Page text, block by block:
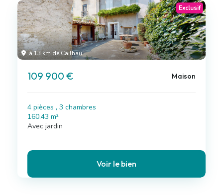
à 13 km de Cailhau
Exclusif
109 900 € Maison
4 pièces , 3 chambres
160.43 m²
Avec jardin
Voir le bien